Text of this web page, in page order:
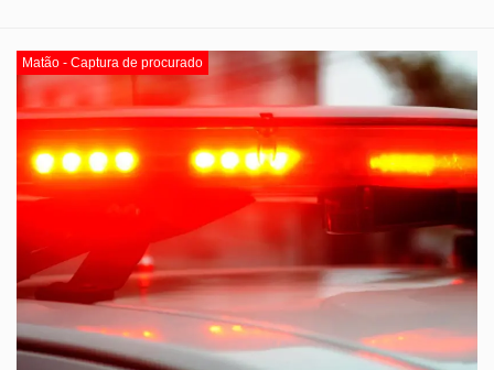
Matão - Captura de procurado